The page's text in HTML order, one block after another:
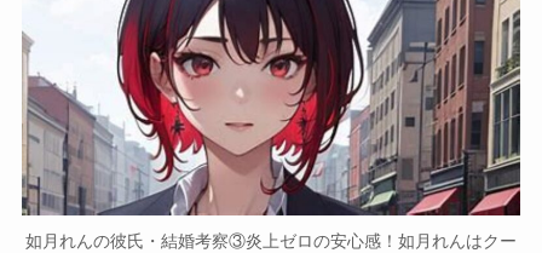
如月れんの彼氏・結婚考察③炎上ゼロの安心感！如月れんはクー